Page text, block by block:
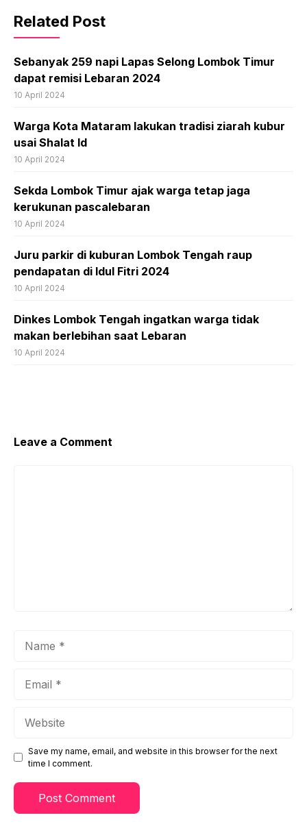
Related Post
Sebanyak 259 napi Lapas Selong Lombok Timur
dapat remisi Lebaran 2024
10 April 2024
Warga Kota Mataram lakukan tradisi ziarah kubur
usai Shalat Id
10 April 2024
Sekda Lombok Timur ajak warga tetap jaga
kerukunan pascalebaran
10 April 2024
Juru parkir di kuburan Lombok Tengah raup
pendapatan di Idul Fitri 2024
10 April 2024
Dinkes Lombok Tengah ingatkan warga tidak
makan berlebihan saat Lebaran
10 April 2024
Leave a Comment
Save my name, email, and website in this browser for the next
time I comment.